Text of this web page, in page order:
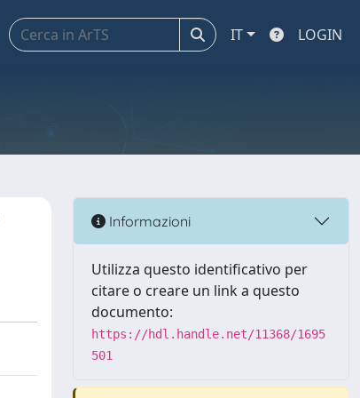
IT LOGIN
Informazioni
Utilizza questo identificativo per
citare o creare un link a questo
documento:
https://hdl.handle.net/11368/1695
501